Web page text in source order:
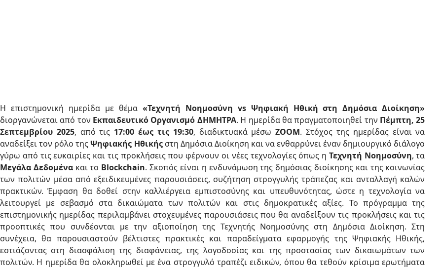
Η επιστημονική ημερίδα με θέμα «Τεχνητή Νοημοσύνη vs Ψηφιακή Ηθική στη Δημόσια Διοίκηση»
διοργανώνεται από τον Εκπαιδευτικό Οργανισμό ΔΗΜΗΤΡΑ. Η ημερίδα θα πραγματοποιηθεί την Πέμπτη, 25
Σεπτεμβρίου 2025, από τις 17:00 έως τις 19:30, διαδικτυακά μέσωZOOM. Στόχος της ημερίδας είναι να
αναδείξει τον ρόλο τηςΨηφιακής Ηθικήςστη Δημόσια Διοίκηση και να ενθαρρύνει έναν δημιουργικό διάλογο
γύρω από τις ευκαιρίες και τις προκλήσεις που φέρνουν οι νέες τεχνολογίες όπως η Τεχνητή Νοημοσύνη, τα
Μεγάλα Δεδομένακαι το Blockchain. Σκοπός είναι η ενδυνάμωση της δημόσιας διοίκησης και της κοινωνίας
των πολιτών μέσα από εξειδικευμένες παρουσιάσεις, συζήτηση στρογγυλής τράπεζας και ανταλλαγή καλών
πρακτικών. Έμφαση θα δοθεί στην καλλιέργεια εμπιστοσύνης και υπευθυνότητας, ώστε η τεχνολογία να
λειτουργεί με σεβασμό στα δικαιώματα των πολιτών και στις δημοκρατικές αξίες. Το πρόγραμμα της
επιστημονικής ημερίδας περιλαμβάνει στοχευμένες παρουσιάσεις που θα αναδείξουν τις προκλήσεις και τις
προοπτικές που συνδέονται με την αξιοποίηση της Τεχνητής Νοημοσύνης στη Δημόσια Διοίκηση. Στη
συνέχεια, θα παρουσιαστούν βέλτιστες πρακτικές και παραδείγματα εφαρμογής της Ψηφιακής Ηθικής,
εστιάζοντας στη διασφάλιση της διαφάνειας, της λογοδοσίας και της προστασίας των δικαιωμάτων των
πολιτών. Η ημερίδα θα ολοκληρωθεί με ένα στρογγυλό τραπέζι ειδικών, όπου θα τεθούν κρίσιμα ερωτήματα